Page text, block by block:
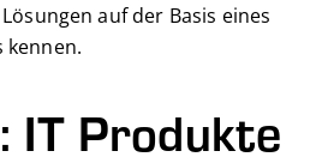
auf der Basis eines
kennen.
IT Produkte